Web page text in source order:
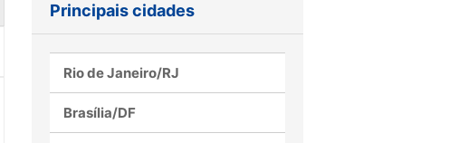
Principais cidades
Rio de Janeiro/RJ
Brasília/DF